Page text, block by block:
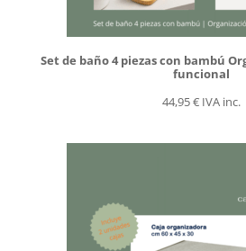
Set de baño 4 piezas con bambú
funcional
44,95€ IVA inc.